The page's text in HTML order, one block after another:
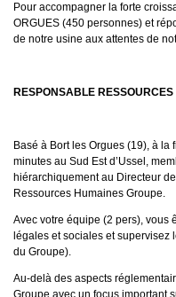
Pour accompagner la forte
ORGUES (450 personnes) et
de notre usine aux attentes de
RESPONSABLE
Basé à Bort les Orgues (19), à
minutes au Sud Est d’Ussel,
hiérarchiquement au Directeur
Ressources Humaines Groupe.
Avec votre équipe (2 pers), vous
légales et sociales et
du Groupe).
Au-delà des aspects
Groupe avec un focus important